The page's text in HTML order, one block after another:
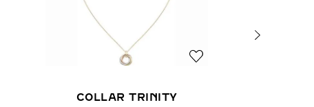
COLLAR TRINITY